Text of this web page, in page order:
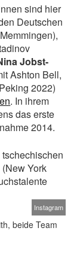
sind hier
Deutschen
Jobst-
Ashton Bell,
2022)
. In ihrem
das erste
2014.
(New York
Instagram
beide Team